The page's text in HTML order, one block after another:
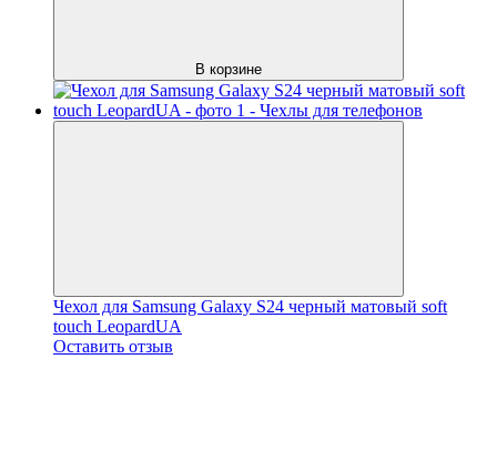
В корзине
Чехол для Samsung Galaxy S24 черный матовый soft
touch LeopardUA
Оставить отзыв